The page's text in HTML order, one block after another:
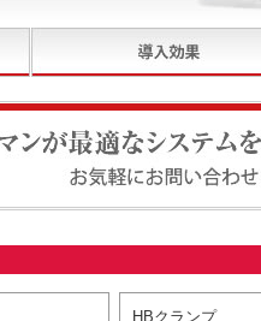
HBクランプ